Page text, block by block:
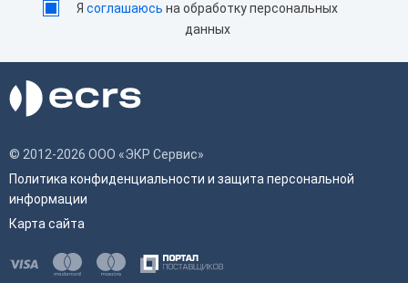
Ясоглашаюсь на обработку персональных
данных
© 2012-2026 ООО «ЭКР Сервис»
Политика конфиденциальности и защита персональной
информации
Карта сайта